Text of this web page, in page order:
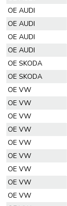
OE AUDI
OE AUDI
OE AUDI
OE AUDI
OE SKODA
OE SKODA
OE VW
OE VW
OE VW
OE VW
OE VW
OE VW
OE VW
OE VW
OE VW